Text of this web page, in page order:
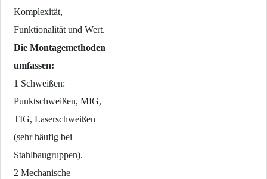
Komplexität,
Funktionalität und Wert.
Die Montagemethoden
umfassen:
1 Schweißen:
Punktschweißen, MIG,
TIG, Laserschweißen
(sehr häufig bei
Stahlbaugruppen).
2 Mechanische